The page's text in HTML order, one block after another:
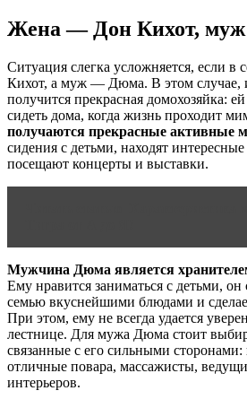
Жена — Дон Кихот,
Ситуация слегка усложняется, если
Кихот, а муж — Дюма. В этом случае,
получится прекрасная домохозяйка:
сидеть дома, когда жизнь проходит
получаются прекрасные активные
сидения с детьми, находят
посещают концерты и выставки.
Мужчина Дюма является
Ему нравится заниматься с детьми, он
семью вкуснейшими блюдами и
При этом, ему не всегда удается
лестнице. Для мужа Дюма стоит
связанные с его сильными
отличные повара, массажисты,
интерьеров.